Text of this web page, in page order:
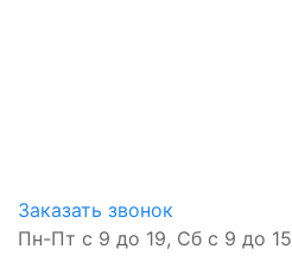
Заказать звонок
Пн-Пт с 9 до 19, Сб с 9 до 15